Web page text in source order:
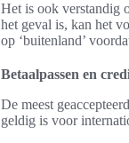
Het is ook verstandig
het geval is, kan het
op ‘buitenland’
Betaalpassen en
De meest
geldig is voor